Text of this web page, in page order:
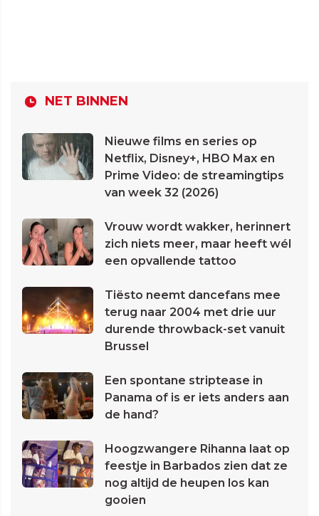
NET BINNEN
Nieuwe films en series op
Netflix, Disney+, HBO Max en
Prime Video: de streamingtips
van week 32 (2026)
Vrouw wordt wakker, herinnert
zich niets meer, maar heeft wél
een opvallende tattoo
Tiësto neemt dancefans mee
terug naar 2004 met drie uur
durende throwback-set vanuit
Brussel
Een spontane striptease in
Panama of is er iets anders aan
de hand?
Hoogzwangere Rihanna laat op
feestje in Barbados zien dat ze
nog altijd de heupen los kan
gooien